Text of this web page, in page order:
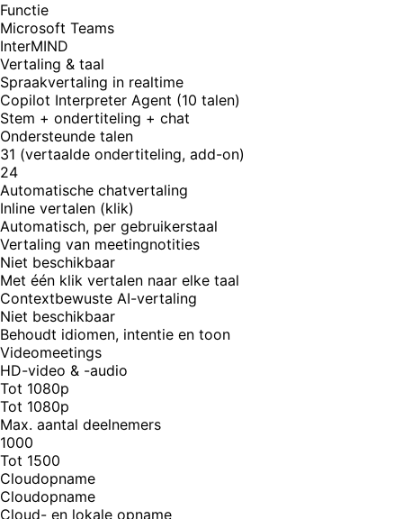
Functie
Microsoft Teams
InterMIND
Vertaling & taal
Spraakvertaling in realtime
Copilot Interpreter Agent (10 talen)
Stem + ondertiteling + chat
Ondersteunde talen
31 (vertaalde ondertiteling, add-on)
24
Automatische chatvertaling
Inline vertalen (klik)
Automatisch, per gebruikerstaal
Vertaling van meetingnotities
Niet beschikbaar
Met één klik vertalen naar elke taal
Contextbewuste AI-vertaling
Niet beschikbaar
Behoudt idiomen, intentie en toon
Videomeetings
HD-video & -audio
Tot 1080p
Tot 1080p
Max. aantal deelnemers
1000
Tot 1500
Cloudopname
Cloudopname
Cloud- en lokale opname